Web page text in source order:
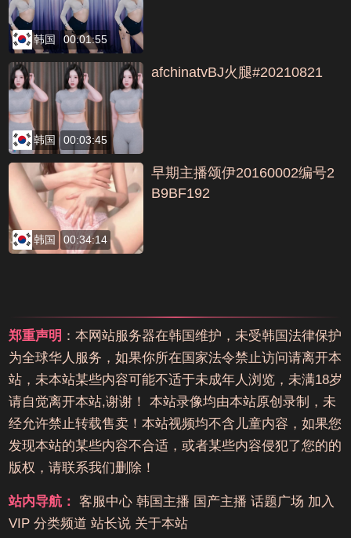
韩国 00:01:55
韩国 00:03:45
afchinatvBJ火腿#20210821
韩国 00:34:14
早期主播颂伊20160002编号2
B9BF192
郑重声明 ：本网站服务器在韩国维护，未受韩国法律保护
为全球华人服务，如果你所在国家法令禁止访问请离开本
站，未本站某些内容可能不适于未成年人浏览，未满18岁
请自觉离开本站,谢谢！ 本站录像均由本站原创录制，未
经允许禁止转载售卖！本站视频均不含儿童内容，如果您
发现本站的某些内容不合适，或者某些内容侵犯了您的的
版权，请联系我们删除！
站内导航： 客服中心 韩国主播 国产主播 话题广场 加入
VIP 分类频道 站长说 关于本站